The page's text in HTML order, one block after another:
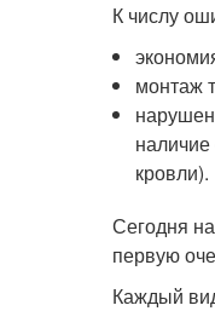
К числу
монтаж
кровли).
Сегодня
первую
Каждый